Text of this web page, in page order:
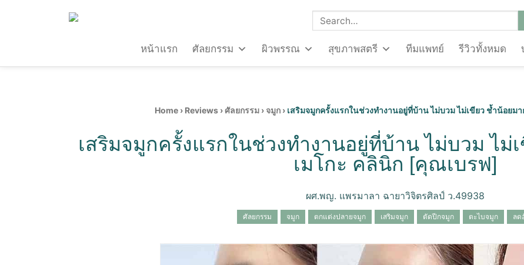
หน้าแรก ศัลยกรรม ผิวพรรณ สุขภาพสตรี ทีมแพทย์ รีวิวทั้งหมด
Home › Reviews ›ศัลยกรรม ›จมูก › เสริมจมูกครั้งแรกในช่วงทำงานอยู่ที่บ้าน ไม่บวม ไม่เขียว ช้ำน้อยม
เสริมจมูกครั้งแรกในช่วงทำงานอยู่ที่บ้าน ไม่บวม ไม่
เมโกะ คลินิก [คุณเบรฟ]
ผศ.พญ. แพรมาลา ฉายาวิจิตรศิลป์ ว.49938
ศัลยกรรม จมูก ตกแต่งปลายจมูก เสริมจมูก ตัดปีกจมูก ตะไบจมูก ลด